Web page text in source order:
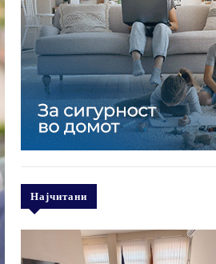
Најчитани